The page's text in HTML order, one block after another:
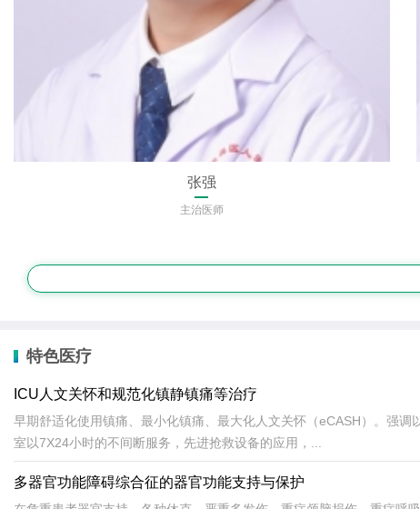
张强
主治医师
特色医疗
ICU人文关怀和规范化镇静镇痛等治疗
早期舒适化使用镇痛、最小化镇痛、最大化人文关怀（eCASH）。强
室以7X24小时的不间断服务，先进抢救设备的应用，...
多器官功能障碍综合征的器官功能支持与保护